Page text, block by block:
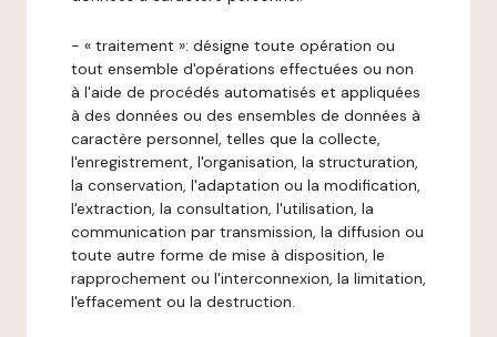
- « traitement »: désigne toute opération ou
tout ensemble d'opérations effectuées ou non
à l'aide de procédés automatisés et appliquées
à des données ou des ensembles de données à
caractère personnel, telles que la collecte,
l'enregistrement, l'organisation, la structuration,
la conservation, l'adaptation ou la modification,
l'extraction, la consultation, l'utilisation, la
communication par transmission, la diffusion ou
toute autre forme de mise à disposition, le
rapprochement ou l'interconnexion, la limitation,
l'effacement ou la destruction.